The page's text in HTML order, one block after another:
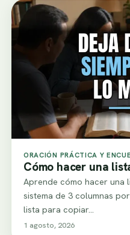
ORACIÓN PRÁCTICA Y
Cómo hacer una
Aprende cómo hacer una
sistema de 3 columnas
lista para copiar…
1 agosto, 2026